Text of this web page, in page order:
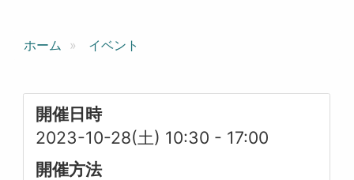
ホーム イベント
開催日時
2023-10-28(土) 10:30 - 17:00
開催方法